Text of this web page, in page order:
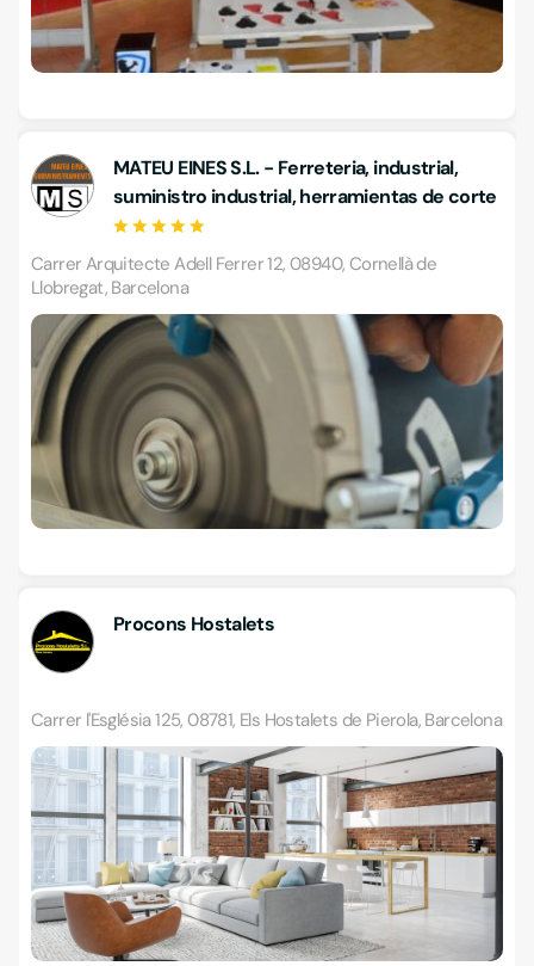
MATEU EINES S.L. - Ferreteria, industrial,
suministro industrial, herramientas de corte
Carrer Arquitecte Adell Ferrer 12, 08940, Cornellà de
Llobregat, Barcelona
Procons Hostalets
Carrer l'Església 125, 08781, Els Hostalets de Pierola, Barcelona